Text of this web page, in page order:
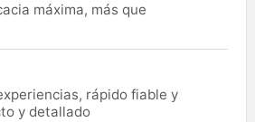
máxima, más que
rápido fiable y
y detallado